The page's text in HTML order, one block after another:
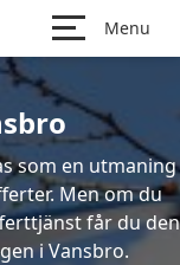
Menu
som en utmaning
Men om du
får du den
i Vansbro.